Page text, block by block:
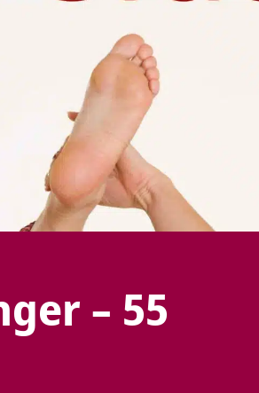
– 55